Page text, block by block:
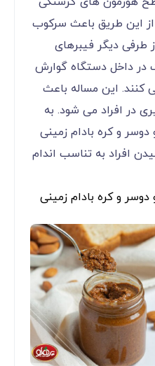
این طریق باعث سرکوب
دیگر فیبرهای
در داخل دستگاه گوارش
این مساله باعث
در افراد می شود. به
و کره بادام زمینی
افراد به تناسب اندام
و کره بادام زمینی